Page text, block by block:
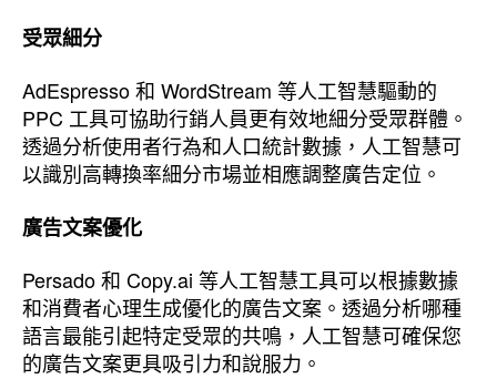
受眾細分
AdEspresso 和 WordStream 等人工智慧驅動的
PPC 工具可協助行銷人員更有效地細分受眾群體。
透過分析使用者行為和人口統計數據，人工智慧可
以識別高轉換率細分市場並相應調整廣告定位。
廣告文案優化
Persado 和 Copy.ai 等人工智慧工具可以根據數據
和消費者心理生成優化的廣告文案。透過分析哪種
語言最能引起特定受眾的共鳴，人工智慧可確保您
的廣告文案更具吸引力和說服力。